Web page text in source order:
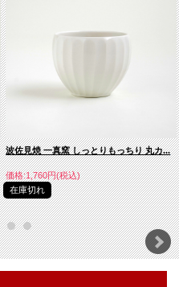
波佐見焼 一真窯 しっとりもっちり 丸カ...
価格:1,760円(税込)
在庫切れ